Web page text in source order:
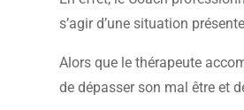
s’agir d’une situation
Alors que le thérapeute
de dépasser son mal être et